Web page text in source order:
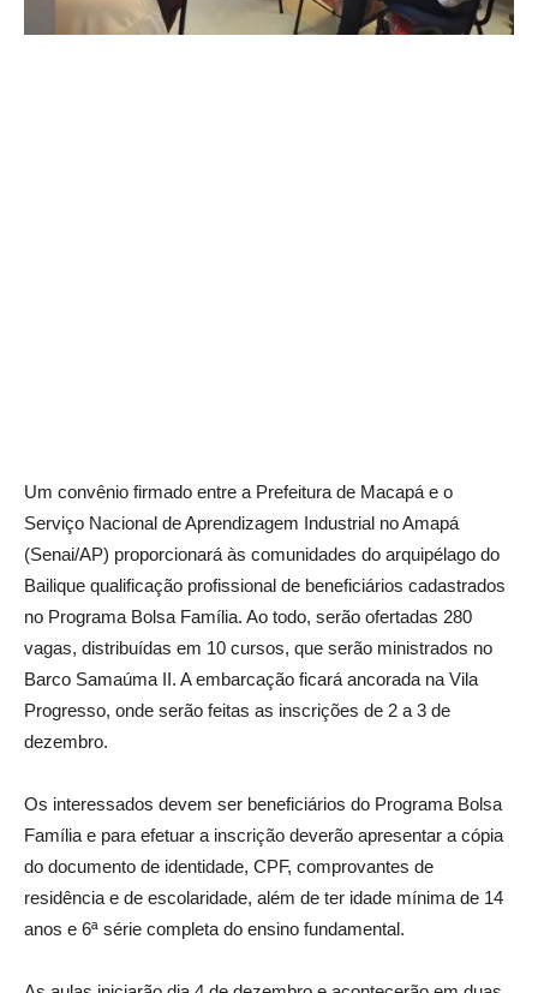
Um convênio firmado entre a Prefeitura de Macapá e o
Serviço Nacional de Aprendizagem Industrial no Amapá
(Senai/AP) proporcionará às comunidades do arquipélago do
Bailique qualificação profissional de beneficiários cadastrados
no Programa Bolsa Família. Ao todo, serão ofertadas 280
vagas, distribuídas em 10 cursos, que serão ministrados no
Barco Samaúma II. A embarcação ficará ancorada na Vila
Progresso, onde serão feitas as inscrições de 2 a 3 de
dezembro.
Os interessados devem ser beneficiários do Programa Bolsa
Família e para efetuar a inscrição deverão apresentar a cópia
do documento de identidade, CPF, comprovantes de
residência e de escolaridade, além de ter idade mínima de 14
anos e 6ª série completa do ensino fundamental.